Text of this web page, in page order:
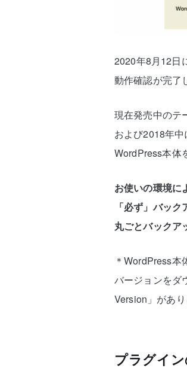
2020年8月12日
動作確認が完了
現在発売中のテ
および2018年
WordPress本体
お使いの環境に
「必ず」バッ
丸ごとバックア
＊WordPress本
バージョンをダ
Version」があり
プラグイ